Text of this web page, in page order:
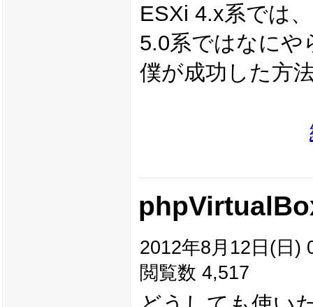
ESXi 4.x系では
5.0系ではなにや
僕が成功した方
2012年8月12日(日)
閲覧数 4,517